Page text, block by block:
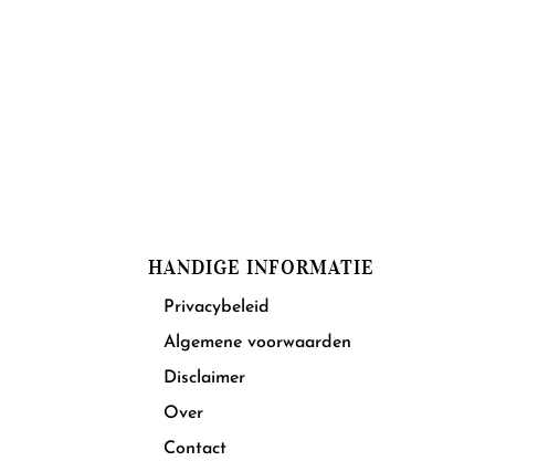
HANDIGE INFORMATIE
Privacybeleid
Algemene voorwaarden
Disclaimer
Over
Contact